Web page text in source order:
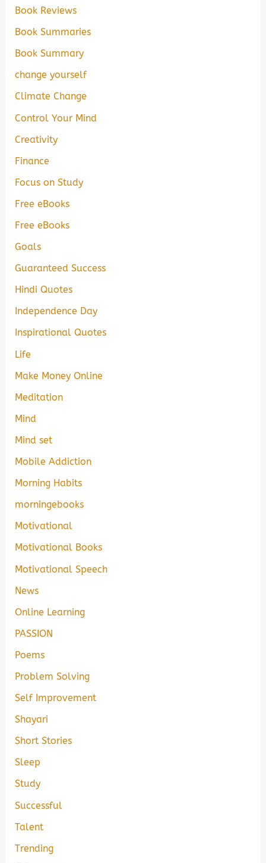
Book Reviews
Book Summaries
Book Summary
change yourself
Climate Change
Control Your Mind
Creativity
Finance
Focus on Study
Free eBooks
Free eBooks
Goals
Guaranteed Success
Hindi Quotes
Independence Day
Inspirational Quotes
Life
Make Money Online
Meditation
Mind
Mind set
Mobile Addiction
Morning Habits
morningebooks
Motivational
Motivational Books
Motivational Speech
News
Online Learning
PASSION
Poems
Problem Solving
Self Improvement
Shayari
Short Stories
Sleep
Study
Successful
Talent
Trending